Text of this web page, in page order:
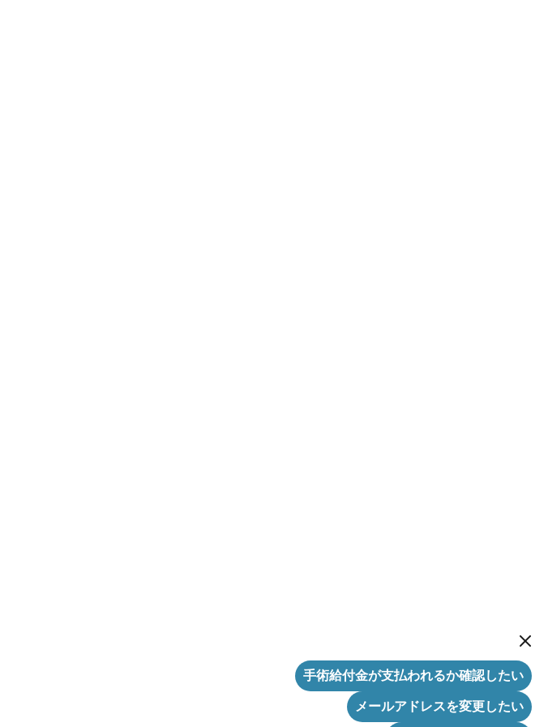
New
手術給付金が支払われるか確認したい
メールアドレスを変更したい